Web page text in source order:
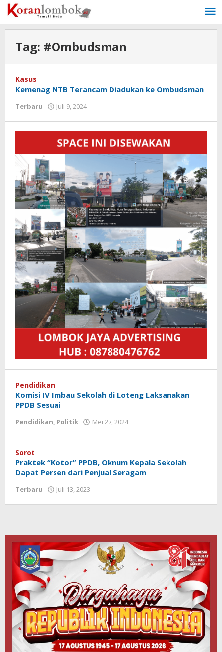
Lewati
ke
konten
Tag: #Ombudsman
Kasus
Kemenag NTB Terancam Diadukan ke Ombudsman
Terbaru Juli 9, 2024
Pendidikan
Komisi IV Imbau Sekolah di Loteng Laksanakan
PPDB Sesuai
Pendidikan, Politik Mei 27, 2024
Sorot
Praktek “Kotor” PPDB, Oknum Kepala Sekolah
Dapat Persen dari Penjual Seragam
Terbaru Juli 13, 2023